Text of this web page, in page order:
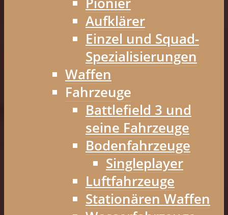
Aufklärer
Einzel und Squad-
Spezialisierungen
Waffen
Fahrzeuge
Battlefield 3 und
seine Fahrzeuge
Bodenfahrzeuge
Singleplayer
Luftfahrzeuge
Stationären Waffen